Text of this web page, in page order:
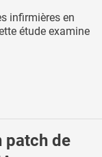
infirmières en
étude examine
patch de